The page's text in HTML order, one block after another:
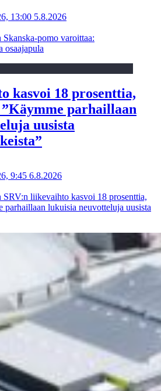
13:00 5.8.2026
pomo varoittaa:
osaajapula
kasvoi 18 prosenttia,
parhaillaan
uusista
9:45 6.8.2026
liikevaihto kasvoi 18 prosenttia,
parhaillaan lukuisia neuvotteluja uusista